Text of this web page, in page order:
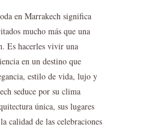
en Marrakech significa
mucho más que una
Es hacerles vivir una
en un destino que
estilo de vida, lujo y
seduce por su clima
única, sus lugares
calidad de las celebraciones